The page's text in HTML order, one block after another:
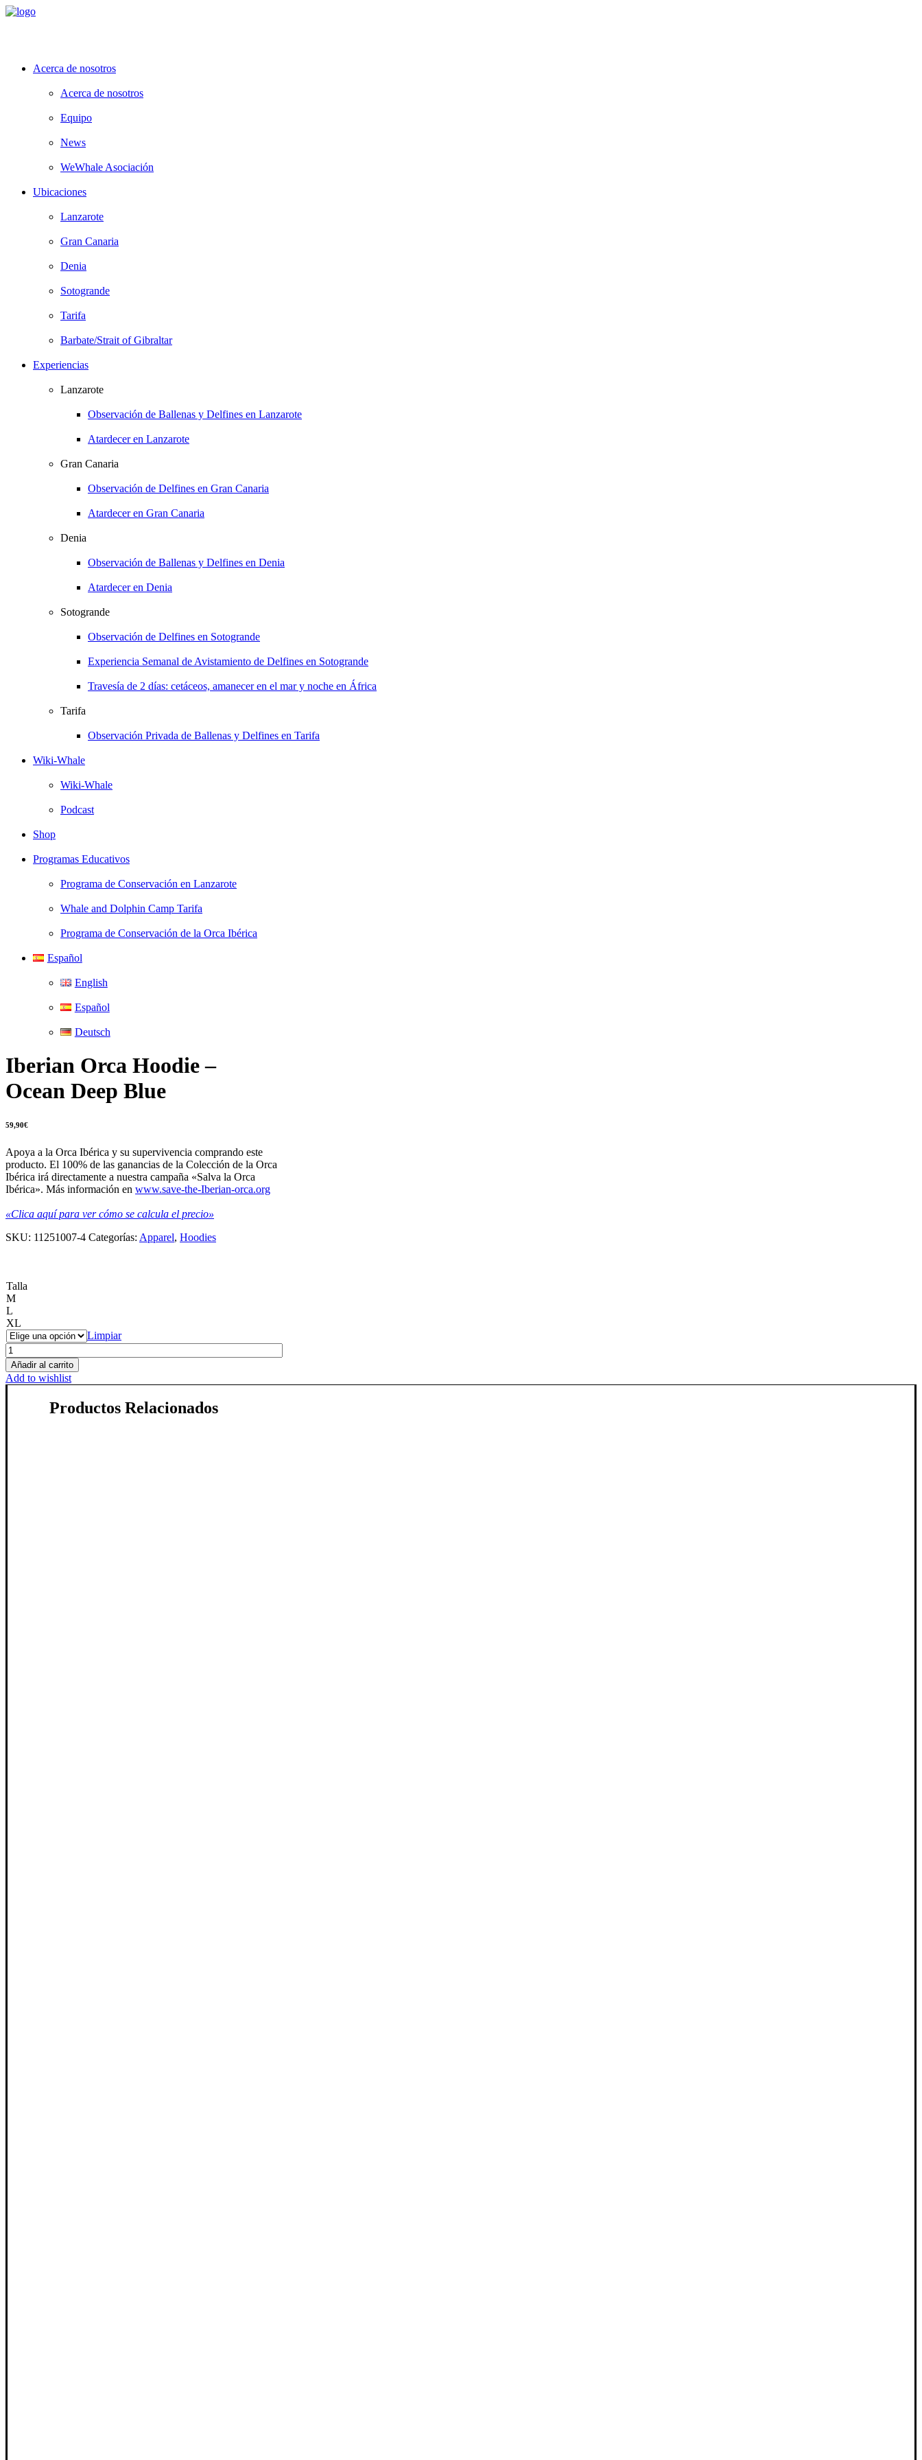
Acerca de nosotros
Acerca de nosotros
Equipo
News
WeWhale Asociación
Ubicaciones
Lanzarote
Gran Canaria
Denia
Sotogrande
Tarifa
Barbate/Strait of Gibraltar
Experiencias
Lanzarote
Observación de Ballenas y Delfines en Lanzarote
Atardecer en Lanzarote
Gran Canaria
Observación de Delfines en Gran Canaria
Atardecer en Gran Canaria
Denia
Observación de Ballenas y Delfines en Denia
Atardecer en Denia
Sotogrande
Observación de Delfines en Sotogrande
Experiencia Semanal de Avistamiento de Delfines en Sotogrande
Travesía de 2 días: cetáceos, amanecer en el mar y noche en África
Tarifa
Observación Privada de Ballenas y Delfines en Tarifa
Wiki-Whale
Wiki-Whale
Podcast
Shop
Programas Educativos
Programa de Conservación en Lanzarote
Whale and Dolphin Camp Tarifa
Programa de Conservación de la Orca Ibérica
Español
English
Español
Deutsch
Iberian Orca Hoodie –
Ocean Deep Blue
59,90€
Apoya a la Orca Ibérica y su supervivencia comprando este
producto. El 100% de las ganancias de la Colección de la Orca
Ibérica irá directamente a nuestra campaña «Salva la Orca
Ibérica». Más información en www.save-the-Iberian-orca.org
«Clica aquí para ver cómo se calcula el precio»
SKU: 11251007-4 Categorías: Apparel, Hoodies
Talla
M
L
XL
Limpiar
Iberian
Orca
Hoodie
–
Añadir al carrito
Add to wishlist
Productos Relacionados